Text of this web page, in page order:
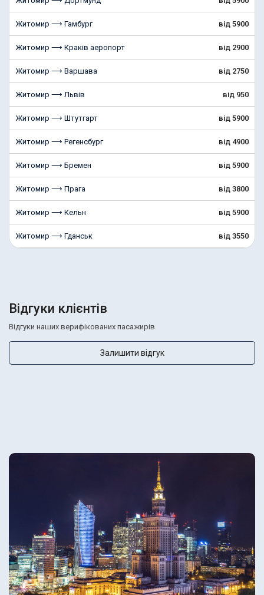
Житомир ⟶ Гамбург від 5900
Житомир ⟶ Краків аеропорт від 2900
Житомир ⟶ Варшава від 2750
Житомир ⟶ Львів від 950
Житомир ⟶ Штутгарт від 5900
Житомир ⟶ Регенсбург від 4900
Житомир ⟶ Бремен від 5900
Житомир ⟶ Прага від 3800
Житомир ⟶ Кельн від 5900
Житомир ⟶ Гданськ від 3550
Відгуки клієнтів
Відгуки наших верифікованих пасажирів
Залишити відгук